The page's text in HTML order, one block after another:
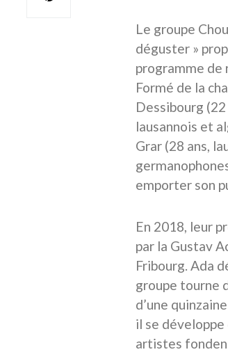
Le groupe
déguster »
programme de
Formé de la
Dessibourg
lausannois et
Grar (28 ans,
emporter son
En 2018, leur
par la Gustav
Fribourg. Ada
groupe tourne
d’une
il se développe
artistes